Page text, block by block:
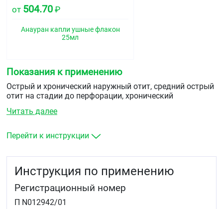
от 504.70 ₽
Анауран капли ушные флакон
25мл
Показания к применению
Острый и хронический наружный отит, средний острый
отит на стадии до перфорации, хронический
гнойные осложнения после радикальной
фенестрации.
Читать далее
Перейти к инструкции
Инструкция по применению
Регистрационный номер
П N012942/01